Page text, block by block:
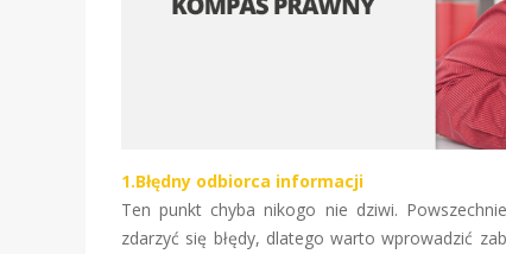
1.Błędny odbiorca informacji
Ten punkt chyba nikogo nie dziwi.
zdarzyć się błędy, dlatego warto wprowadzić